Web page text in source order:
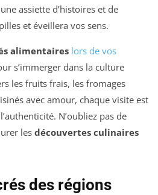
assiette d’histoires et de
et éveillera vos sens.
alimentaires lors de vos
s’immerger dans la culture
les fruits frais, les fromages
avec amour, chaque visite est
N’oubliez pas de
les découvertes culinaires
des régions